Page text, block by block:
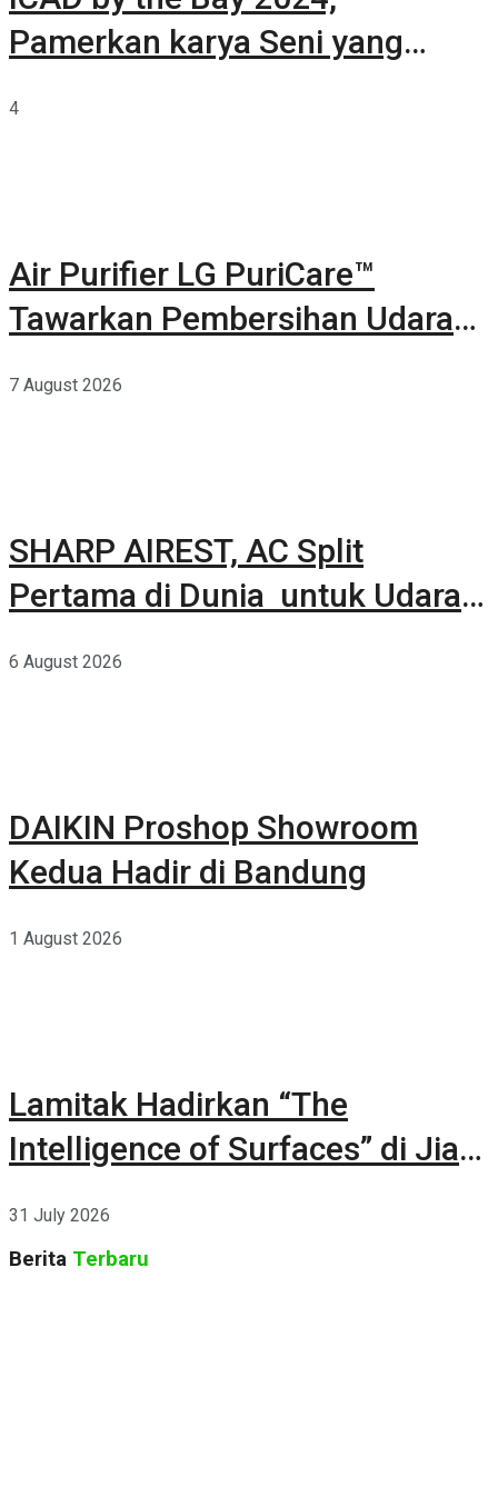
Pamerkan karya Seni yang
4
Air Purifier LG PuriCare™
Tawarkan Pembersihan Udara
7 August 2026
SHARP AIREST, AC Split
Pertama di Dunia untuk Udara
6 August 2026
DAIKIN Proshop Showroom
Kedua Hadir di Bandung
1 August 2026
Lamitak Hadirkan “The
Intelligence of Surfaces” di Jia
31 July 2026
Berita Terbaru